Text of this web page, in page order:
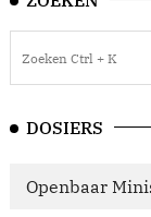
DOSIERS
Openbaar